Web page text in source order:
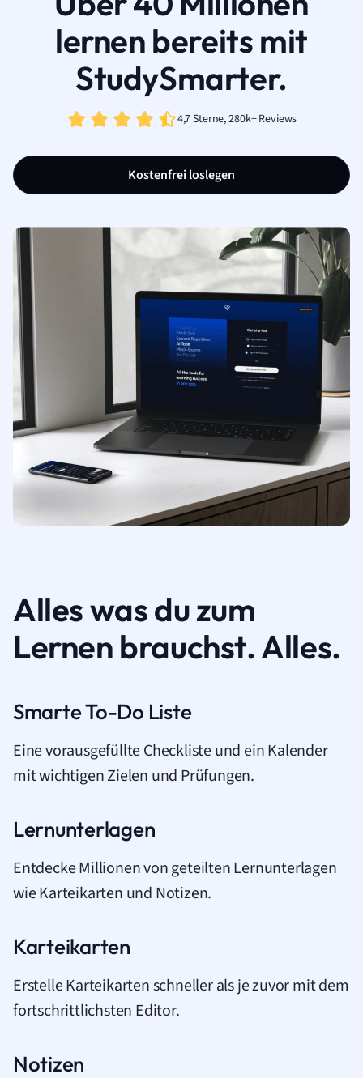
lernen bereits mit
StudySmarter.
4,7 Sterne, 280k+ Reviews
Kostenfrei loslegen
Alles was du zum
Lernen brauchst. Alles.
Smarte To-Do Liste
Eine vorausgefüllte Checkliste und ein Kalender
mit wichtigen Zielen und Prüfungen.
Lernunterlagen
Entdecke Millionen von geteilten Lernunterlagen
wie Karteikarten und Notizen.
Karteikarten
Erstelle Karteikarten schneller als je zuvor mit dem
fortschrittlichsten Editor.
Notizen